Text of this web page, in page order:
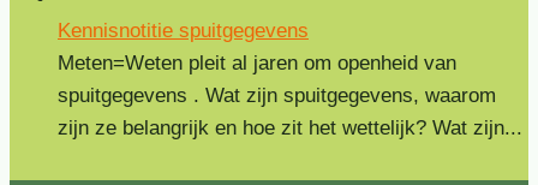
Kennisnotitie spuitgegevens
Meten=Weten pleit al jaren om openheid van
spuitgegevens . Wat zijn spuitgegevens, waarom
zijn ze belangrijk en hoe zit het wettelijk? Wat zijn...